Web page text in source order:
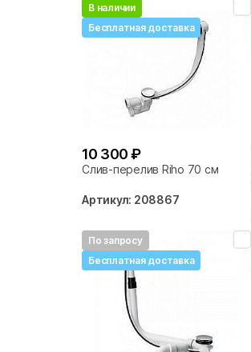
В наличии
Бесплатная доставка
10 300 ₽
Слив-перелив Riho 70 см
Артикул: 208867
По запросу
Бесплатная доставка